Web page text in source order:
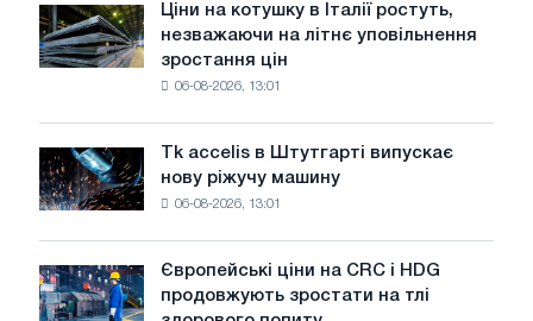
радянської
авіації
в
Великої
Вітчизняної
війни
Ціни
на
котушку
незважаючи
на
літнє
уповільнення
зростання
цін
Ціни на котушку в Італії ростуть,
незважаючи на літнє уповільнення
зростання цін
06-08-2026, 13:01
Tk
accelis
в
нову
ріжучу
Tk accelis в Штутгарті випускає
нову ріжучу машину
06-08-2026, 13:01
Європейські
ціни
Європейські ціни на CRC і HDG
продовжують зростати на тлі